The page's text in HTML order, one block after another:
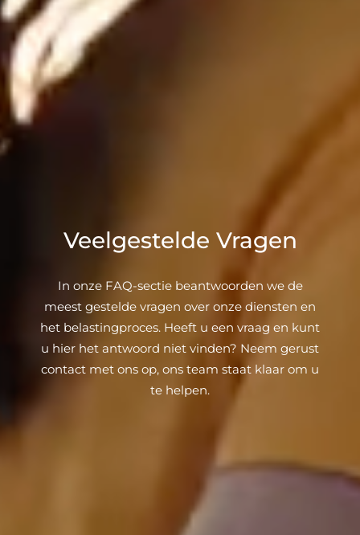
Veelgestelde Vragen
In onze FAQ-sectie beantwoorden we de
meest gestelde vragen over onze diensten en
het belastingproces. Heeft u een vraag en kunt
u hier het antwoord niet vinden? Neem gerust
contact met ons op, ons team staat klaar om u
te helpen.